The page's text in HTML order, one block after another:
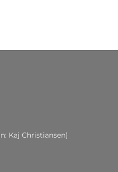
Kaj Christiansen)